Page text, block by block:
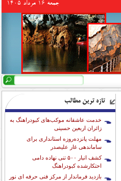
جمعه 16 مرداد 1405
فرم جستجو
جستجو
تازه ترین مطالب
خدمت عاشقانه موکب‌های کبودراهنگ به
زائران اربعین حسینی
مهلت پانزده‌روزه استانداری برای
ساماندهی غار علیصدر
کشف انبار ۵۰۰ تنی نهاده دامی
احتکارشده کبودراهنگ
بازدید فرماندار از مرکز فنی حرفه ای نور